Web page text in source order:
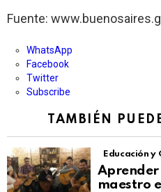
Fuente:
WhatsApp
Facebook
Twitter
Subscribe
TAMBIÉN
Educación y
maestro